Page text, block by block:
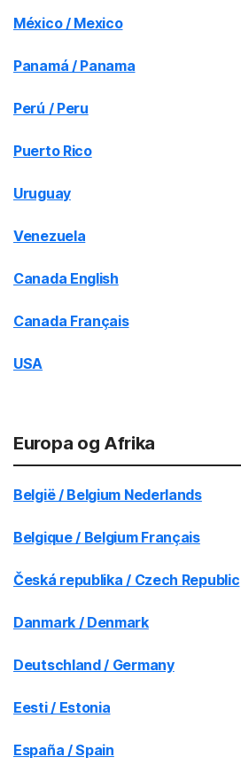
México / Mexico
Panamá / Panama
Perú / Peru
Puerto Rico
Uruguay
Venezuela
Canada English
Canada Français
USA
Europa og Afrika
België / Belgium Nederlands
Belgique / Belgium Français
Česká republika / Czech Republic
Danmark / Denmark
Deutschland / Germany
Eesti / Estonia
España / Spain